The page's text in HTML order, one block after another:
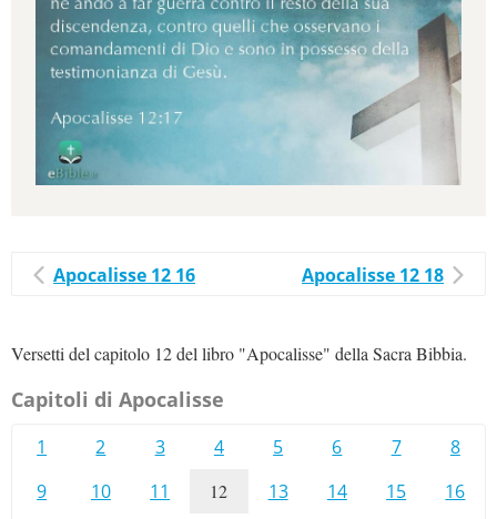
Apocalisse 12 16 Apocalisse 12 18
Versetti del capitolo 12 del libro "Apocalisse" della Sacra Bibbia.
Capitoli di Apocalisse
1 2 3 4 5 6 7
8
9
10 11 12 13 14 15
16